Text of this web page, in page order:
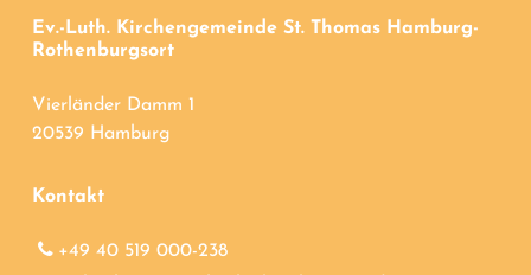
Ev.-Luth. Kirchengemeinde St. Thomas Hamburg-
Rothenburgsort
Vierländer Damm 1
20539 Hamburg
Kontakt
+49 40 519 000-238